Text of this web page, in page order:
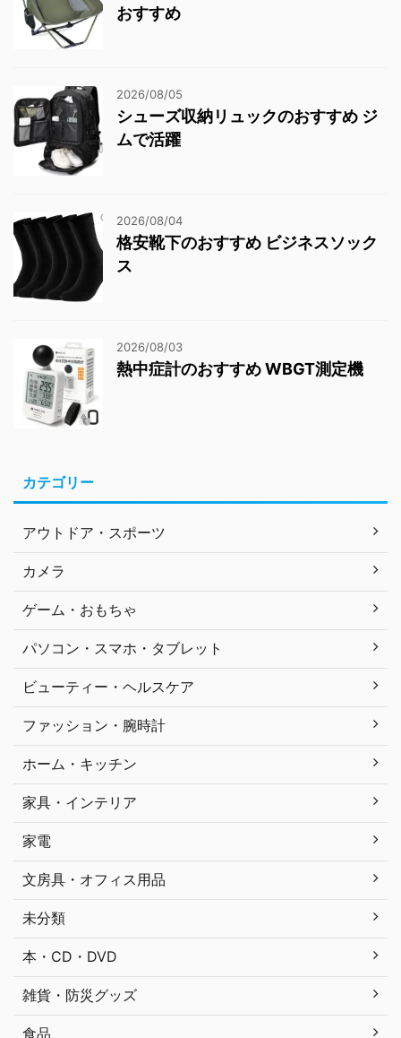
おすすめ
2026/08/05
シューズ収納リュックのおすすめ ジ
ムで活躍
2026/08/04
格安靴下のおすすめ ビジネスソック
ス
2026/08/03
熱中症計のおすすめ WBGT測定機
カテゴリー
アウトドア・スポーツ
カメラ
ゲーム・おもちゃ
パソコン・スマホ・タブレット
ビューティー・ヘルスケア
ファッション・腕時計
ホーム・キッチン
家具・インテリア
家電
文房具・オフィス用品
未分類
本・CD・DVD
雑貨・防災グッズ
食品